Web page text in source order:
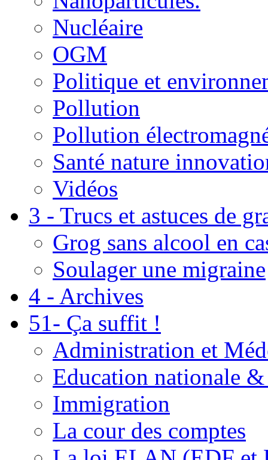
Nucléaire
OGM
Politique et
Pollution
Pollution
Santé nature
Vidéos
3 - Trucs et astuces de
Grog sans alcool en
Soulager une migraine
4 - Archives
51- Ça suffit !
Administration et
Education nationale
Immigration
La cour des comptes